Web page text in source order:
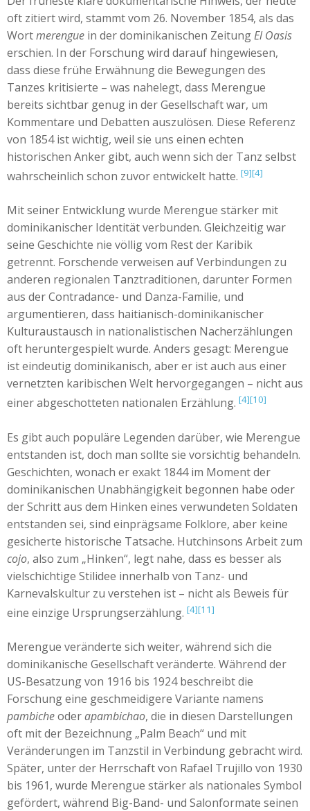
oft zitiert wird, stammt vom 26. November 1854, als das
Wortmerengue in der dominikanischen ZeitungEl Oasis
erschien. In der Forschung wird darauf hingewiesen,
dass diese frühe Erwähnung die Bewegungen des
Tanzes kritisierte – was nahelegt, dass Merengue
bereits sichtbar genug in der Gesellschaft war, um
Kommentare und Debatten auszulösen. Diese Referenz
von 1854 ist wichtig, weil sie uns einen echten
historischen Anker gibt, auch wenn sich der Tanz selbst
wahrscheinlich schon zuvor entwickelt hatte. [9][4]
Mit seiner Entwicklung wurde Merengue stärker mit
dominikanischer Identität verbunden. Gleichzeitig war
seine Geschichte nie völlig vom Rest der Karibik
getrennt. Forschende verweisen auf Verbindungen zu
anderen regionalen Tanztraditionen, darunter Formen
aus der Contradance- und Danza-Familie, und
argumentieren, dass haitianisch-dominikanischer
Kulturaustausch in nationalistischen Nacherzählungen
oft heruntergespielt wurde. Anders gesagt: Merengue
ist eindeutig dominikanisch, aber er ist auch aus einer
vernetzten karibischen Welt hervorgegangen – nicht aus
einer abgeschotteten nationalen Erzählung. [4][10]
Es gibt auch populäre Legenden darüber, wie Merengue
entstanden ist, doch man sollte sie vorsichtig behandeln.
Geschichten, wonach er exakt 1844 im Moment der
dominikanischen Unabhängigkeit begonnen habe oder
der Schritt aus dem Hinken eines verwundeten Soldaten
entstanden sei, sind einprägsame Folklore, aber keine
gesicherte historische Tatsache. Hutchinsons Arbeit zum
cojo, also zum „Hinken“, legt nahe, dass es besser als
vielschichtige Stilidee innerhalb von Tanz- und
Karnevalskultur zu verstehen ist – nicht als Beweis für
eine einzige Ursprungserzählung. [4][11]
Merengue veränderte sich weiter, während sich die
dominikanische Gesellschaft veränderte. Während der
US-Besatzung von 1916 bis 1924 beschreibt die
Forschung eine geschmeidigere Variante namens
pambicheoderapambichao, die in diesen Darstellungen
oft mit der Bezeichnung „Palm Beach“ und mit
Veränderungen im Tanzstil in Verbindung gebracht wird.
Später, unter der Herrschaft von Rafael Trujillo von 1930
bis 1961, wurde Merengue stärker als nationales Symbol
gefördert, während Big-Band- und Salonformate seinen